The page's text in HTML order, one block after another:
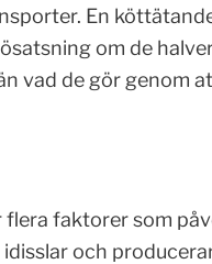
En
om de
vad de gör genom
faktorer som
och